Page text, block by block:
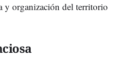
y organización del territorio